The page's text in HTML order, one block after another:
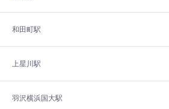
和田町駅
上星川駅
羽沢横浜国大駅